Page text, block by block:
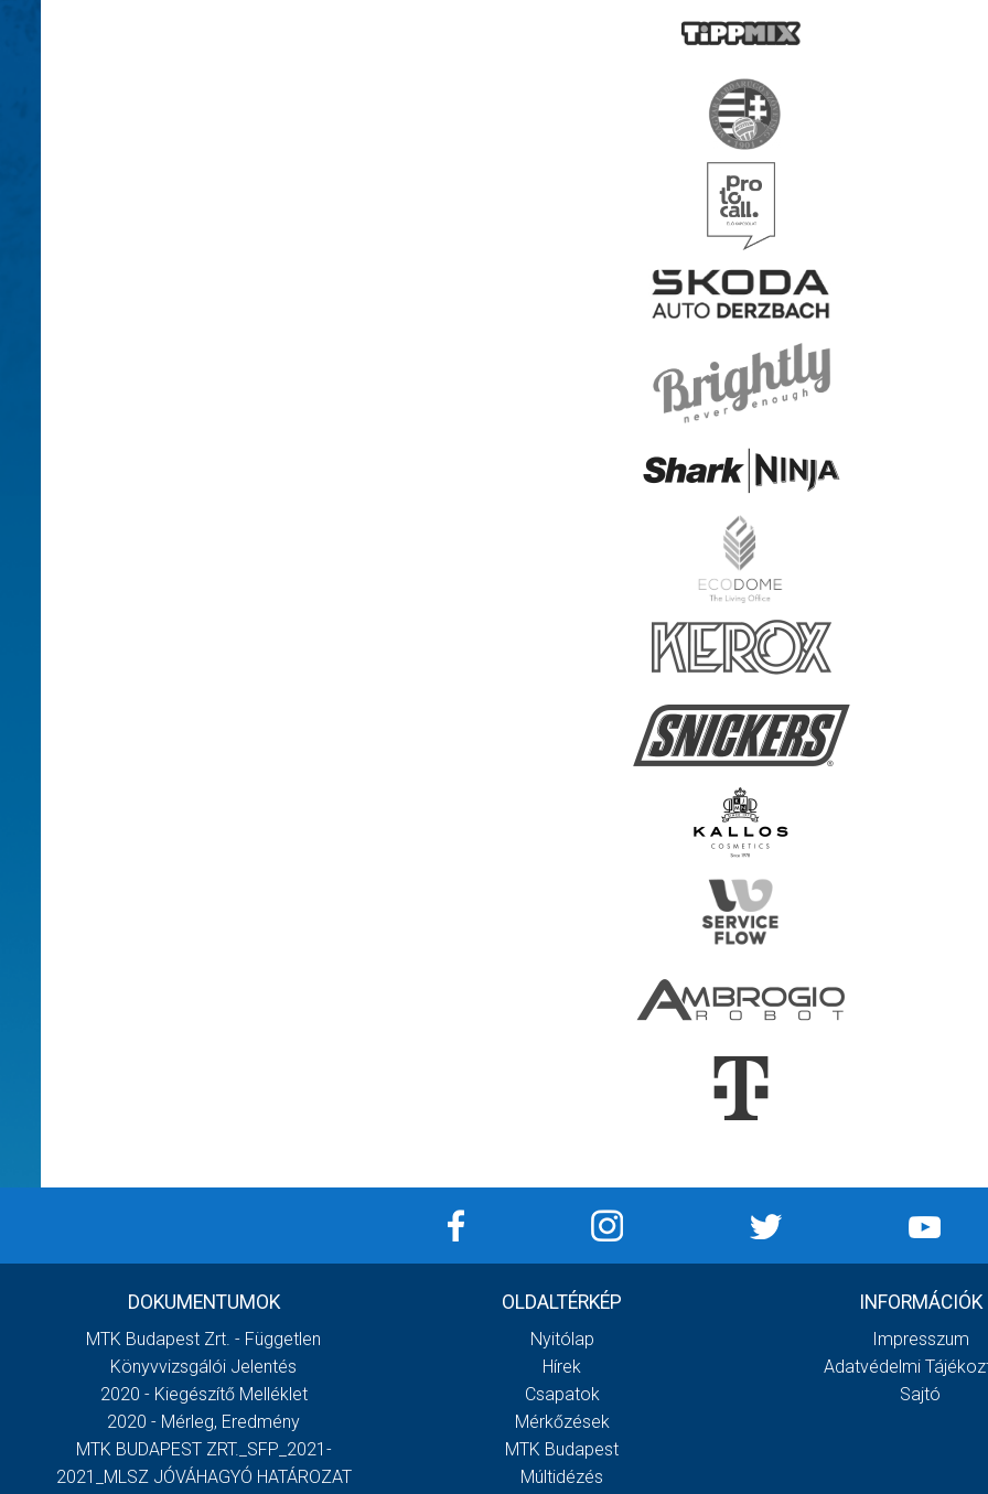
DOKUMENTUMOK
MTK Budapest Zrt. - Független
Könyvvizsgálói Jelentés
2020 - Kiegészítő Melléklet
2020 - Mérleg, Eredmény
MTK BUDAPEST ZRT._SFP_2021-
2021_MLSZ JÓVÁHAGYÓ HATÁROZAT
OLDALTÉRKÉP
Nyitólap
Hírek
Csapatok
Mérkőzések
MTK Budapest
Múltidézés
INFORMÁCIÓK
Impresszum
Adatvédelmi
Sajtó